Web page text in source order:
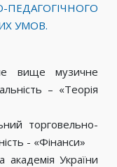
УМОВ.
вище музичне
– «Теорія
торговельно-
- «Фінанси»
України